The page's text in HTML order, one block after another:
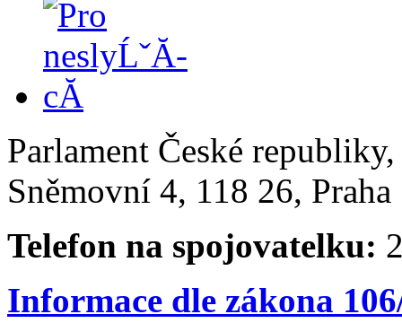
Parlament České
Sněmovní 4, 118 26,
Telefon na spojovatelku:
Informace dle zákona